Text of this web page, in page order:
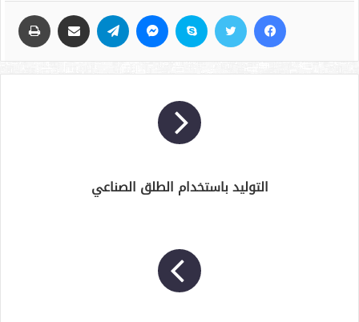
التوليد باستخدام الطلق الصناعي